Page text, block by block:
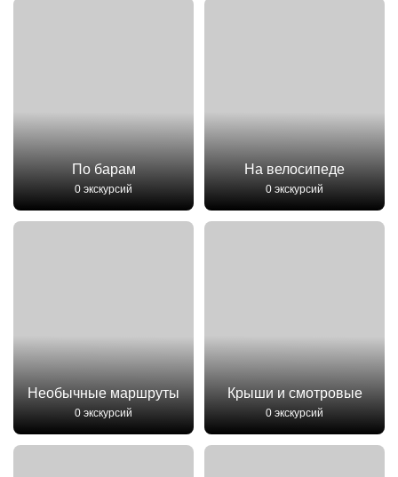
По барам
0 экскурсий
На велосипеде
0 экскурсий
Необычные маршруты
0 экскурсий
Крыши и смотровые
0 экскурсий